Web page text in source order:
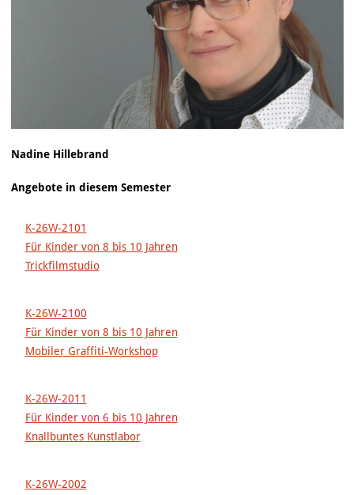
Nadine Hillebrand
Angebote in diesem Semester
K-26W-2101
Für Kinder von 8 bis 10 Jahren
Trickfilmstudio
K-26W-2100
Für Kinder von 8 bis 10 Jahren
Mobiler Graffiti-Workshop
K-26W-2011
Für Kinder von 6 bis 10 Jahren
Knallbuntes Kunstlabor
K-26W-2002